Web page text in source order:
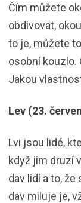
Čím můžete
obdivovat,
to je, můžete
osobní kouzlo.
Jakou
Lev (23.
Lvi jsou lidé,
když jim druzí
dav lidí a to,
dav miluje je,